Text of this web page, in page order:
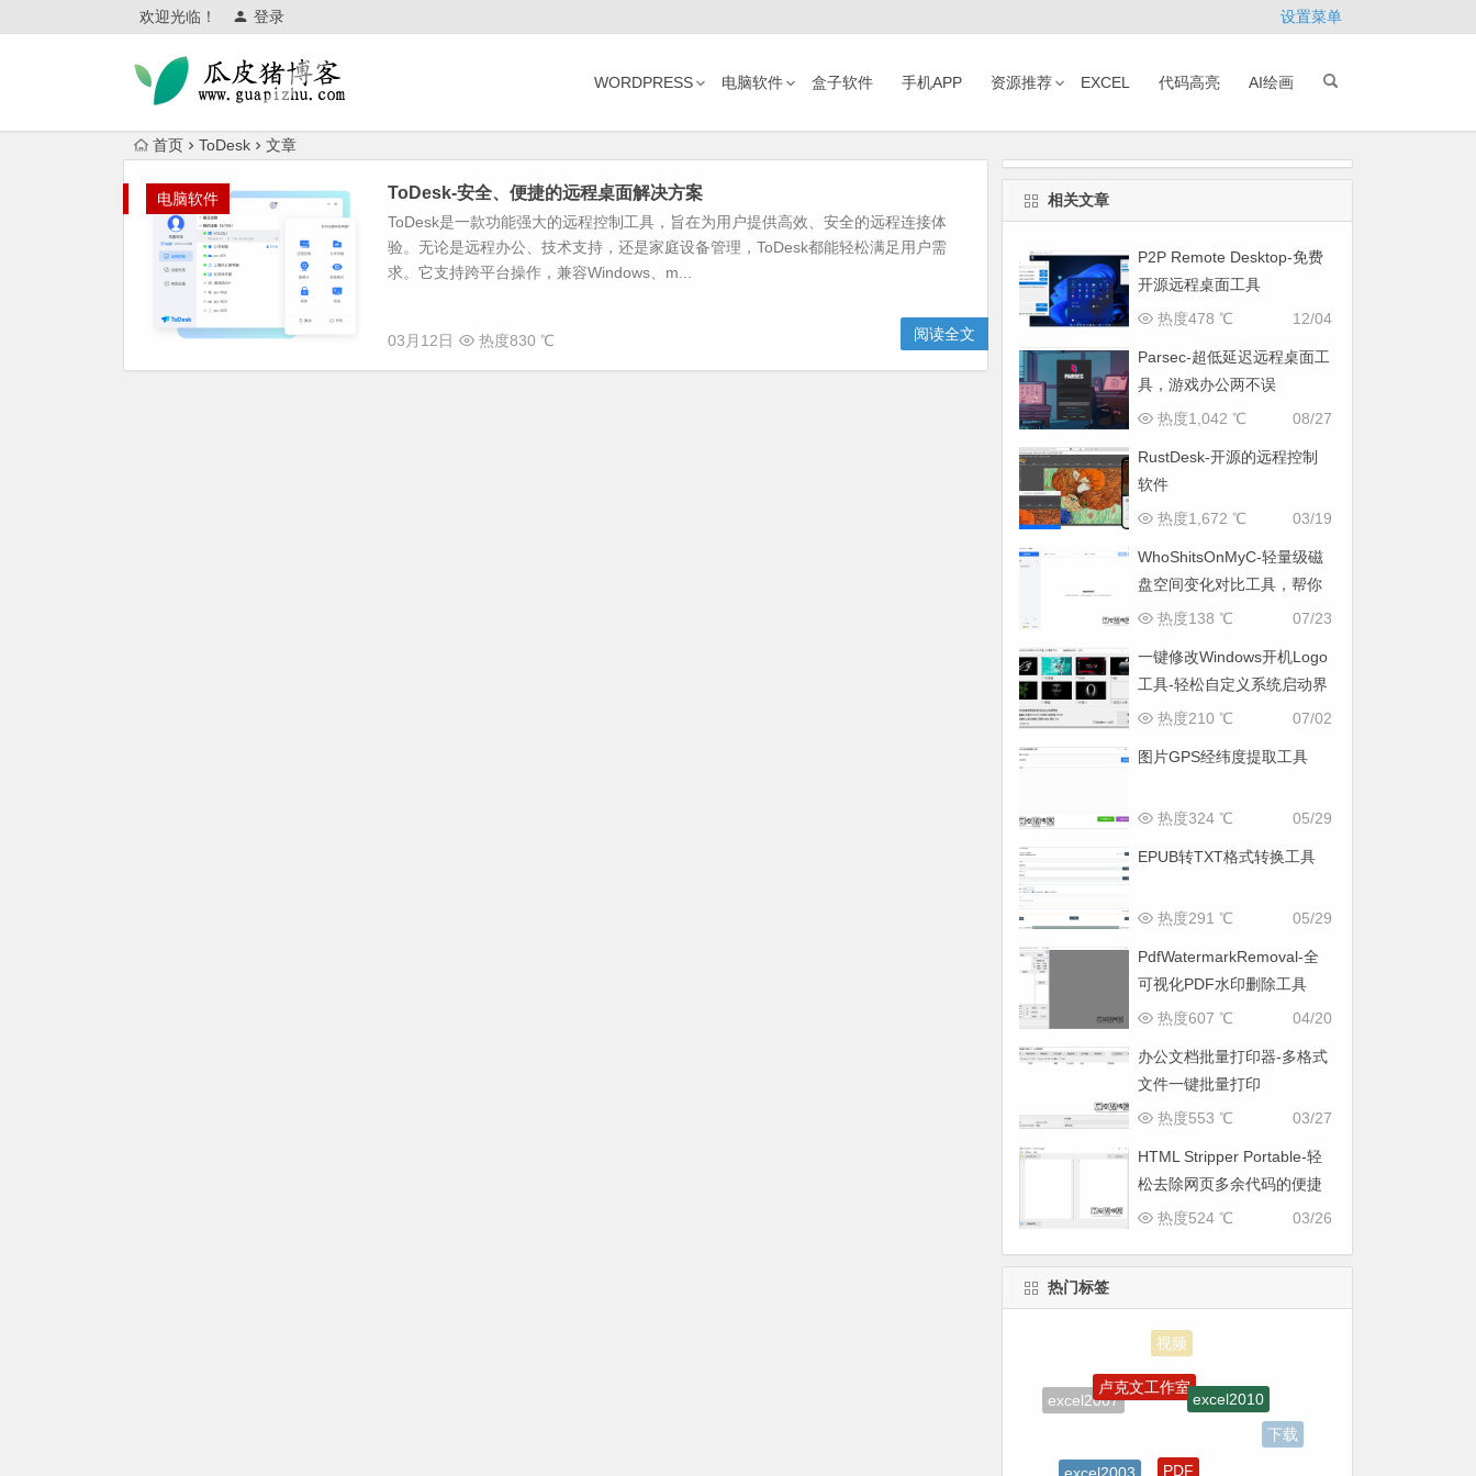
欢迎光临！ 登录 设置菜单
WORDPRESS 电脑软件 盒子软件 手机APP 资源推荐 EXCEL 代码高亮 AI绘画
首页 ToDesk 文章
电脑软件 ToDesk-安全、便捷的远程桌面解决方案
ToDesk是一款功能强大的远程控制工具，旨在为用户提供高效、安全的远程连接体
验。无论是远程办公、技术支持，还是家庭设备管理，ToDesk都能轻松满足用户需
求。它支持跨平台操作，兼容Windows、m...
03月12日 热度830 ℃ 阅读全文
相关文章
P2P Remote Desktop-免费
开源远程桌面工具
12/04
热度478 ℃
Parsec-超低延迟远程桌面工
具，游戏办公两不误
08/27
热度1,042 ℃
RustDesk-开源的远程控制
软件
03/19
热度1,672 ℃
WhoShitsOnMyC-轻量级磁
盘空间变化对比工具，帮你
找出“吃掉”空间的罪魁祸首
07/23
热度138 ℃
一键修改Windows开机Logo
工具-轻松自定义系统启动界
面
07/02
热度210 ℃
图片GPS经纬度提取工具
05/29
热度324 ℃
EPUB转TXT格式转换工具
05/29
热度291 ℃
PdfWatermarkRemoval-全
可视化PDF水印删除工具
04/20
热度607 ℃
办公文档批量打印器-多格式
文件一键批量打印
03/27
热度553 ℃
HTML Stripper Portable-轻
松去除网页多余代码的便捷
工具
03/26
热度524 ℃
热门标签
excel2007
卢克文工作室
excel2010
下载
excel2003